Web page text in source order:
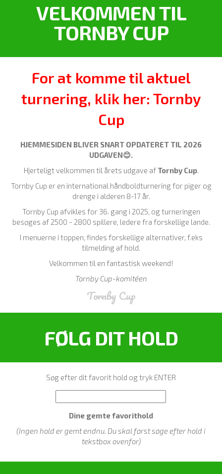
VELKOMMEN TIL
TORNBY CUP
For at komme til aktuel
turnering, klik her: Tornby
Cup
HJEMMESIDEN BLIVER SNART OPDATERET TIL 2026
UDGAVEN😊.
Hjerteligt velkommen til årets udgave af Tornby Cup.
Tornby Cup er en international håndboldturnering for piger og
drenge i alderen 8-17 år.
Tornby Cup afvikles for 36. gang i 2025, og turneringen
besøges af 2500 - 2800 spillere, ledere fra forskellige lande.
I menuerne i toppen, findes forskellige alternativer, f.eks
tilmelding af hold.
Velkommen til en fantastisk weekend!
Tornby Cup-komitéen
Tornby Cup
FØLG DIT HOLD
Søg efter dit favorit hold og tryk ENTER
Dine gemte favorithold
(Ingen hold er gemt endnu. Du skal først søge efter hold i
tekstbox ovenfor)